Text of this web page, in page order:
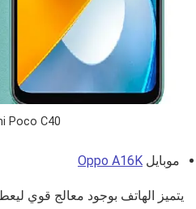
Poco C40
موبايل Oppo A16K
يتميز الهاتف بوجود معالج قوي